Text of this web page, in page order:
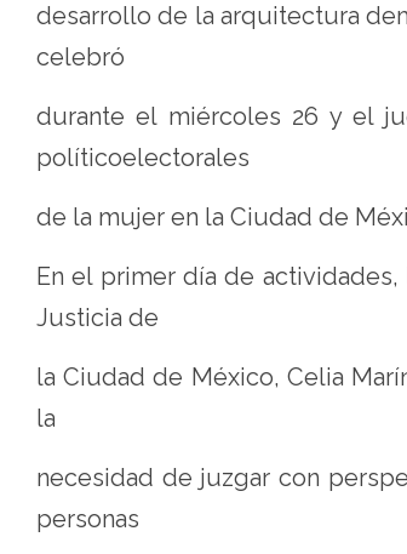
México
desarrollo de la arquitectura
celebró
durante el miércoles 26 y el
políticoelectorales
de la mujer en la Ciudad de
En el primer día de
Justicia de
la Ciudad de México, Celia
la
necesidad de juzgar con
personas